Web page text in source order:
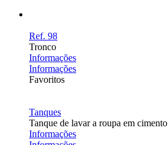
Ref. 98
Tronco
Informações
Informações
Favoritos
Tanques
Tanque de lavar a roupa em cimento
Informações